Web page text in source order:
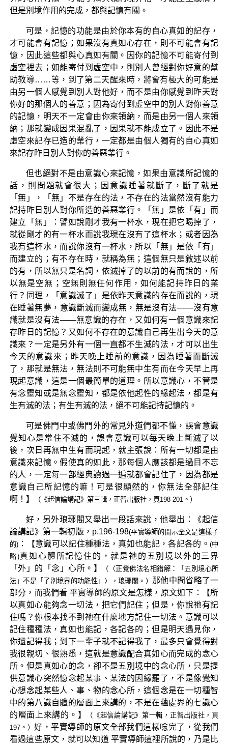
但是別境作用的完成，都與記憶有關。
可是，記憶的功能是由於你本有的自心真如的記存，
才可能會有記憶；如果沒有真如心存在，則不可能會有記
憶，因此這些都與心真如有關。因你的記憶不可能寄付到
虛空裡去；如能寄付到虛空中，則別人曾經對你好意的幫
助教導……等，到了第二天醒來時，將會有極大的可能是
由另一個人感覺到別人對他好，而不是由你感覺到昨天對
你好的那個人的善意；因為寄付到虛空中的別人對你善意
的記憶，明天不一定會由你來領納，而是由另一個人來領
納；那就變成因果混亂了，因果就不能成立了。因此不是
虛空來記存已造的業行，一定都是由個人獨有的自心真如
來記存昨日別人對你的善惡業行。
但也絕對不是由意識心來記憶，如果由意識所記憶的
話，則問題就會很大；因意識睡著就斷了，斷了就是
「無」，「無」不是存在的法，不存在的法當然沒有能力
記持昨日別人對你所造的善惡業行。「無」是依「有」而
建立「無」：譬如說剛才我有一杯水，現在把它喝掉了，
就從剛才的有一杯水而說我現在沒有了這杯水；或者因為
我有這杯水，而說你沒有一杯水，所以「無」是依「有」
而建立的；有不存在時，就稱為無；這個無只是敘述以前
的有，所以無只是名詞，依滅掉了的以前的有而說的，所
以無是空無；空無則無任何作用，如何能記持昨日的業
行？同理，「意識滅了」是依昨天意識的存在而說的，現
在睡著無夢，意識斷滅而變成無，無是沒有法——沒有意
識就是沒有法——無意識的存在，又如何有一個意識來記
存昨日的記憶？又如何不存在的意識自己再生出今天的意
識來？一定是另外有一個一直都不生滅的法，才可以出生
今天的意識來；昨天晚上睡前的意識，因為睡著而斷滅
了，那就是無法，無法則不可能無中生有而在今天早上再
現起意識，這是一個最簡單的道理。所以意識心，不管是
有念靈知或是無念靈知，都是依他起性的緣起法，都是有
生有滅的法；有生有滅的法，絕不可能記持記憶的。
可是佛門中或佛門外的常見外道們都不懂，誤會意識
覺知心是常住不滅的，誤會意識可以每天晚上斷滅了以
後，次日再無中生有而現起，就主張說：所有一切都是由
意識來記憶。假使真的如此，那每個人應該都是過目不忘
的人，一定每一部經典讀過一遍就都會記住了，因為都是
意識自己所記憶的嘛！可是很顯然的，你無法全部記住
啊！】
（《起信論講記》第三輯，正智出版社，頁198-201。）
好，另外琅琊閣又舉出一段話來說，他舉出：《起信
論講記》第一輯初版，p.196-198(平實導師的開示全文是這樣子
的) ：【意識可以記住種種法，真如也能記，各記各的。 (中
略)真如心體所記憶住的，就是祂的五別境以外的三界
「外」的「念」心所。】
（〈正覺佛法名相錯解：「五別境心所
法」不是「了別境界的功能性」〉，琅琊閣。） 那他中間省略了一
部分，而我們看 平實導師的原文是怎樣，原文如下：【所
以真如心能夠念一切法，把它們記住；但是，你說祂有記
住嗎？你根本找不到祂在什麼地方記住一切法。意識可以
記住種種法，真如也能記，各記各的；但是明天遇見你，
你還記得我；到下一輩子就不記得我了，最多只會覺得對
我很親切、很熟悉，這就是意識配合真如心而完成的念心
所。但是真如心的念，卻不是五別境中的念心所，只是提
供意識心突然憶念起某事、某法的因緣罷了，不是像覺知
心想念起某些人、事、物的念心所，這個念是在一切種智
中的第八識自體的層面上來講的，不是在蘊處界的七識心
的層面上來講的。】
（《起信論講記》第一輯，正智出版社，頁
197。）好，平實導師的原文全部我們這樣唸完了，從我們
看過這些原文，就可以知道 平實導師這裡所說的，乃是比